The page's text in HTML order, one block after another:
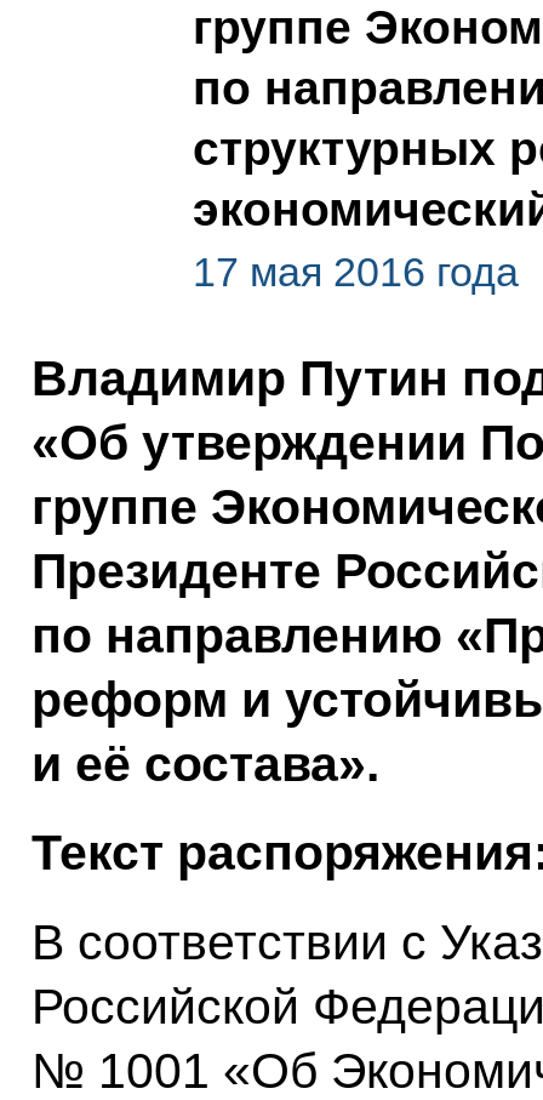
группе
по
структурных
17 мая 2016 года
Владимир Путин
«Об утверждении
группе
Президенте
по направлению
реформ и
и её состава».
Текст
В соответствии с
Российской
№ 1001 «Об